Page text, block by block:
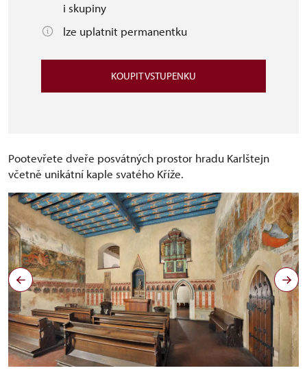
i skupiny
lze uplatnit permanentku
KOUPIT VSTUPENKU
Pootevřete dveře posvátných prostor hradu Karlštejn
včetně unikátní kaple svatého Kříže.